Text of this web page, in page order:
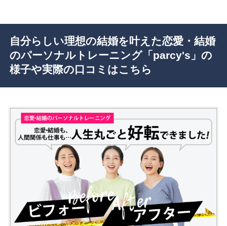
自分らしい理想の結婚を叶えた恋愛・結婚
のパーソナルトレーニング「parcy's」の
様子や実際の口コミはこちら